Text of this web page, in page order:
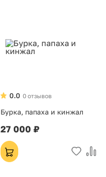
0 отзывов
0.0
Бурка, папаха и кинжал
27 000 ₽